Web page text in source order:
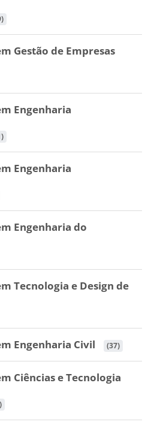
Gestão de Empresas
Engenharia
Engenharia
Engenharia do
Tecnologia e Design de
Engenharia Civil (37)
Ciências e Tecnologia